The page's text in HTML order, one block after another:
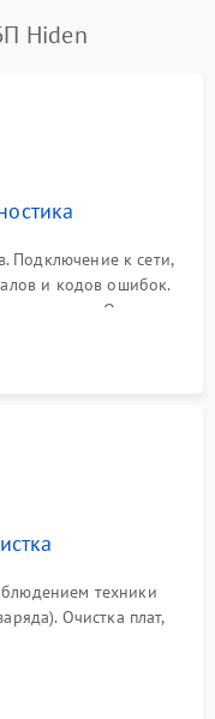
Hiden
Подключение к сети,
и кодов ошибок.
Оценка
питания без
техники
Очистка плат,
и замыканий.